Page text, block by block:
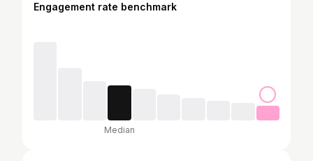
Engagement rate benchmark
Median